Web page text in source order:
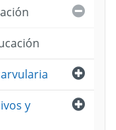
Abrir
Abrir
y